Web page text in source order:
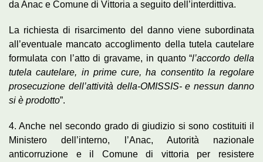
da Anac e Comune di Vittoria a seguito dell’interdittiva.
La richiesta di risarcimento del danno viene subordinata
all’eventuale mancato accoglimento della tutela cautelare
formulata con l’atto di gravame, in quanto “l’accordo della
tutela cautelare, in prime cure, ha consentito la regolare
prosecuzione dell’attività della-OMISSIS- e nessun danno
si è prodotto”.
4. Anche nel secondo grado di giudizio si sono costituiti il
Ministero dell’interno, l’Anac, Autorità nazionale
anticorruzione e il Comune di vittoria per resistere